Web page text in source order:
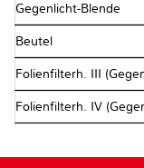
Gegenlicht-Blende
Beutel
Folienfilterh. III
Folienfilterh. IV